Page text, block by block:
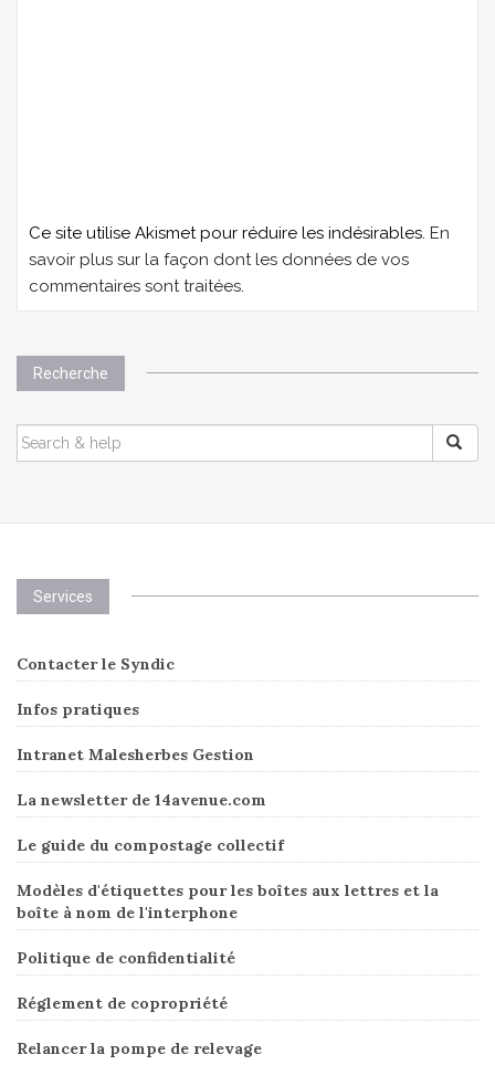
Ce site utilise Akismet pour réduire les indésirables. En
savoir plus sur la façon dont les données de vos
commentaires sont traitées.
Recherche
SEARCH
FOR:
Services
Contacter le Syndic
Infos pratiques
Intranet Malesherbes Gestion
La newsletter de 14avenue.com
Le guide du compostage collectif
Modèles d'étiquettes pour les boîtes aux lettres et la
boîte à nom de l'interphone
Politique de confidentialité
Réglement de copropriété
Relancer la pompe de relevage